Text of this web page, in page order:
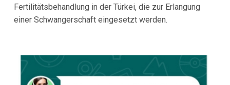
Fertilitätsbehandlung in der Türkei, die zur Erlangung
einer Schwangerschaft eingesetzt werden.